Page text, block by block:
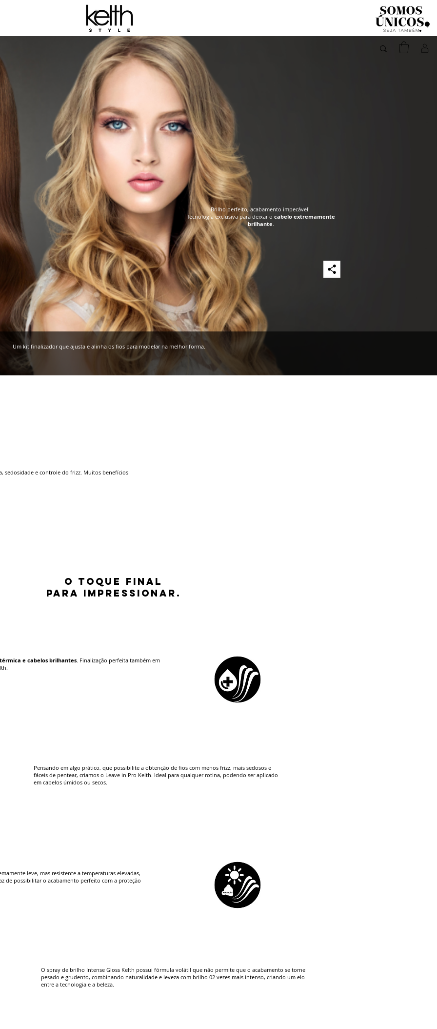
Um kit finalizador que ajusta e alinha os fios para modelar na melhor forma.
Brilho perfeito, acabamento impecável!
Tecnologia exclusiva para deixar o cabelo extremamente
brilhante.
sedosidade e controle do frizz. Muitos benefícios
O TOQUE FINAL
PARA IMPRESSIONAR.
e cabelos brilhantes. Finalização perfeita também em
Pensando em algo prático, que possibilite a obtenção de fios com menos frizz, mais sedosos e
fáceis de pentear, criamos o Leave in Pro Kelth. Ideal para qualquer rotina, podendo ser aplicado
em cabelos úmidos ou secos.
leve, mas resistente a temperaturas elevadas,
de possibilitar o acabamento perfeito com a proteção
O spray de brilho Intense Gloss Kelth possui fórmula volátil que não permite que o acabamento se torne
pesado e grudento, combinando naturalidade e leveza com brilho 02 vezes mais intenso, criando um elo
entre a tecnologia e a beleza.